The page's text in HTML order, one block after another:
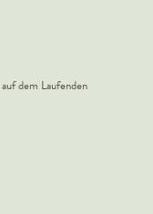
dem Laufenden